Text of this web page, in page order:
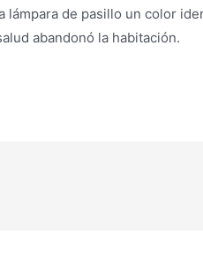
lámpara de pasillo un color
abandonó la habitación.